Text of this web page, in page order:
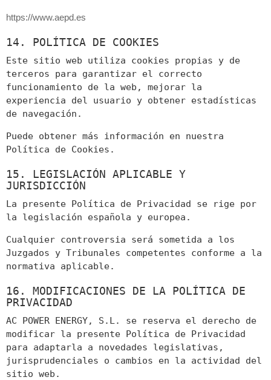
https://www.aepd.es
14. POLÍTICA DE COOKIES
Este sitio web utiliza cookies propias y de
terceros para garantizar el correcto
funcionamiento de la web, mejorar la
experiencia del usuario y obtener estadísticas
de navegación.
Puede obtener más información en nuestra
Política de Cookies.
15. LEGISLACIÓN APLICABLE Y
JURISDICCIÓN
La presente Política de Privacidad se rige por
la legislación española y europea.
Cualquier controversia será sometida a los
Juzgados y Tribunales competentes conforme a la
normativa aplicable.
16. MODIFICACIONES DE LA POLÍTICA DE
PRIVACIDAD
AC POWER ENERGY, S.L. se reserva el derecho de
modificar la presente Política de Privacidad
para adaptarla a novedades legislativas,
jurisprudenciales o cambios en la actividad del
sitio web.